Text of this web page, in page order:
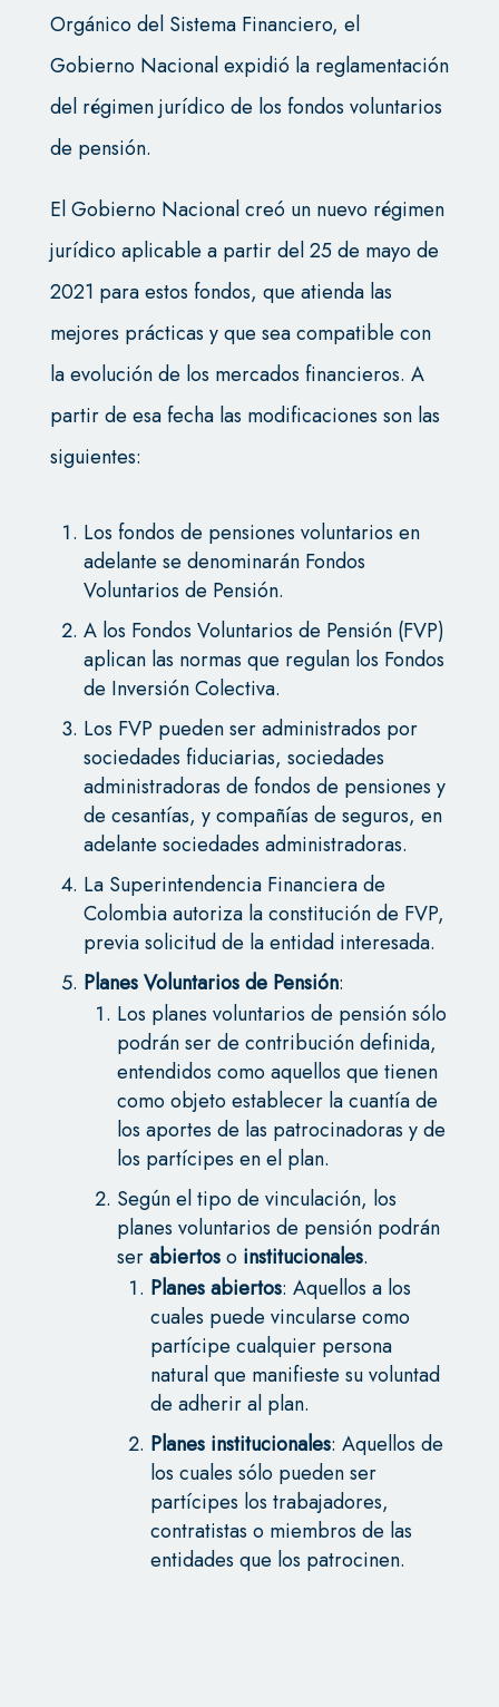
Orgánico del Sistema Financiero, el
Gobierno Nacional expidió la reglamentación
del régimen jurídico de los fondos voluntarios
de pensión.
El Gobierno Nacional creó un nuevo régimen
jurídico aplicable a partir del 25 de mayo de
2021 para estos fondos, que atienda las
mejores prácticas y que sea compatible con
la evolución de los mercados financieros. A
partir de esa fecha las modificaciones son las
siguientes:
Los fondos de pensiones voluntarios en
adelante se denominarán Fondos
Voluntarios de Pensión.
A los Fondos Voluntarios de Pensión (FVP)
aplican las normas que regulan los Fondos
de Inversión Colectiva.
Los FVP pueden ser administrados por
sociedades fiduciarias, sociedades
administradoras de fondos de pensiones y
de cesantías, y compañías de seguros, en
adelante sociedades administradoras.
La Superintendencia Financiera de
Colombia autoriza la constitución de FVP,
previa solicitud de la entidad interesada.
Planes Voluntarios de Pensión:
Los planes voluntarios de pensión sólo
podrán ser de contribución definida,
entendidos como aquellos que tienen
como objeto establecer la cuantía de
los aportes de las patrocinadoras y de
los partícipes en el plan.
Según el tipo de vinculación, los
planes voluntarios de pensión podrán
serabiertoso institucionales.
Planes abiertos: Aquellos a los
cuales puede vincularse como
partícipe cualquier persona
natural que manifieste su voluntad
de adherir al plan.
Planes institucionales: Aquellos de
los cuales sólo pueden ser
partícipes los trabajadores,
contratistas o miembros de las
entidades que los patrocinen.